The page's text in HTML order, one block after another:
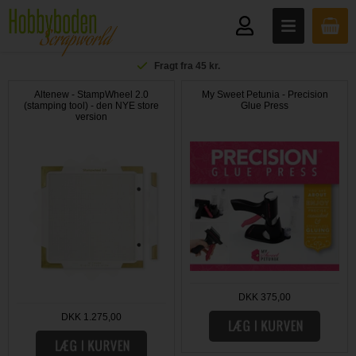
Fragt fra 45 kr.
Altenew - StampWheel 2.0
(stamping tool) - den NYE store
version
DKK 1.275,00
My Sweet Petunia - Precision
Glue Press
DKK 375,00